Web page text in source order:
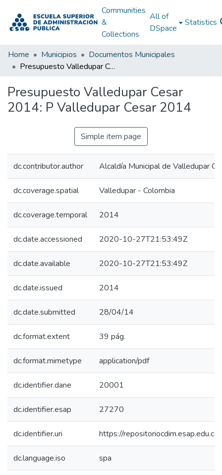
Communities
&
Collections
All of
DSpace
Statistics
Home Municipios
Documentos Municipales
Presupuesto Valledupar Cesar 2014: P Valledupar Cesar 2014
Presupuesto Valledupar Cesar
2014: P Valledupar Cesar 2014
Simple item page
dc.contributor.author Alcaldía Municipal de Valledupar
dc.coverage.spatial Valledupar - Colombia
dc.coverage.temporal 2014
dc.date.accessioned 2020-10-27T21:53:49Z
dc.date.available 2020-10-27T21:53:49Z
dc.date.issued 2014
dc.date.submitted 28/04/14
dc.format.extent 39 pág.
dc.format.mimetype application/pdf
dc.identifier.dane 20001
dc.identifier.esap 27270
dc.identifier.uri https://
dc.language.iso spa